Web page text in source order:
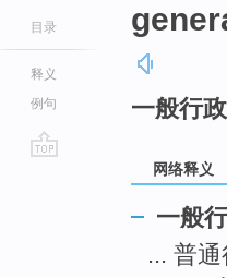
目录
释义
例句
一般行
网络释义
一般
... 普